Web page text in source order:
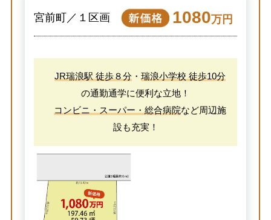
宮前町／１区画 1080万円
JR瑞浪駅 徒歩８分 ・ 瑞浪小学校 徒歩10分
の通勤通学に便利な立地！
コンビニ・スーパー・総合病院など周辺施
設も充実！